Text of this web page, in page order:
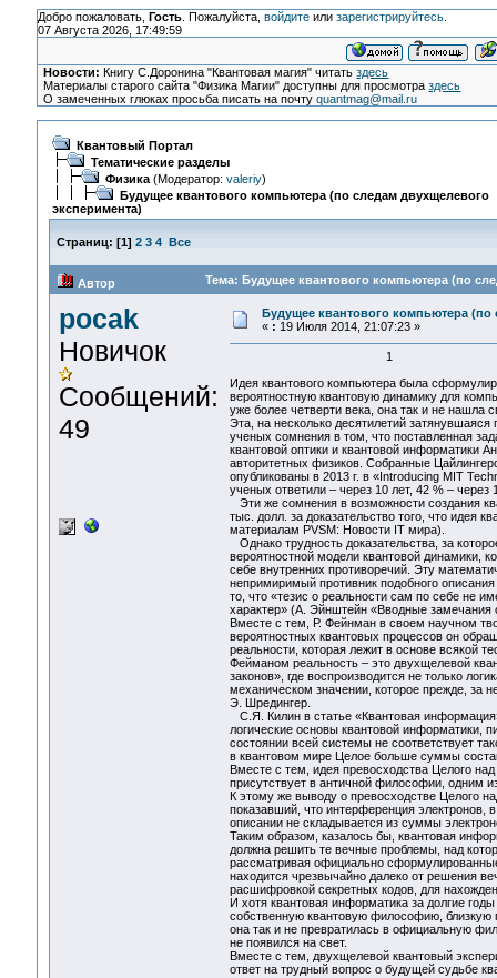
Добро пожаловать, Гость. Пожалуйста, войдитеили зарегистрируйтесь.
07 Августа 2026, 17:49:59
Новости: Книгу С.Доронина "Квантовая магия" читатьздесь
Материалы старого сайта "Физика Магии" доступны для просмотраздесь
О замеченных глюках просьба писать на почтуquantmag@mail.ru
Квантовый Портал
Тематические разделы
Физика(Модератор: valeriy)
Будущее квантового компьютера (по следам двухщелевого
эксперимента)
Страниц: [1] 2 3 4 Все
Автор Тема: Будущее квантового компьютера (по
pocak
Новичок
Сообщений:
49
Будущее квантового компьютера (по
« : 19 Июля 2014, 21:07:23 »
1
Идея квантового компьютера была
вероятностную квантовую динамику для
уже более четверти века, она так и не нашла
Эта, на несколько десятилетий
ученых сомнения в том, что поставленная
квантовой оптики и квантовой информатики
авторитетных физиков. Собранные
опубликованы в 2013 г. в «Introducing MIT
ученых ответили – через 10 лет, 42 % – через
Эти же сомнения в возможности создания
тыс. долл. за доказательство того, что идея
материалам PVSM: Новости IT мира).
Однако трудность доказательства, за
вероятностной модели квантовой динамики,
себе внутренних противоречий. Эту
непримиримый противник подобного
то, что «тезис о реальности сам по себе не
характер» (А. Эйнштейн «Вводные замечания
Вместе с тем, Р. Фейнман в своем научном
вероятностных квантовых процессов он
реальности, которая лежит в основе всякой
Фейманом реальность – это двухщелевой
законов», где воспроизводится не только
механическом значении, которое прежде, за
Э. Шредингер.
С.Я. Килин в статье «Квантовая
логические основы квантовой информатики,
состоянии всей системы не соответствует
в квантовом мире Целое больше суммы
Вместе с тем, идея превосходства Целого
присутствует в античной философии, одним
К этому же выводу о превосходстве Целого
показавший, что интерференция электронов,
описании не складывается из суммы
Таким образом, казалось бы, квантовая
должна решить те вечные проблемы, над
рассматривая официально
находится чрезвычайно далеко от решения
расшифровкой секретных кодов, для
И хотя квантовая информатика за долгие
собственную квантовую философию, близкую
она так и не превратилась в официальную
не появился на свет.
Вместе с тем, двухщелевой квантовый
ответ на трудный вопрос о будущей судьбе